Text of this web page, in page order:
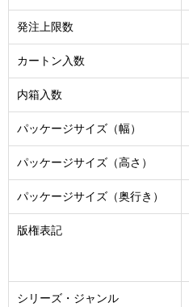
発注上限数
カートン入数
内箱入数
パッケージサイズ（幅）
パッケージサイズ（高さ）
パッケージサイズ（奥行き）
版権表記
シリーズ・ジャンル